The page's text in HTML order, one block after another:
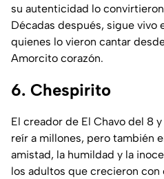
su autenticidad lo
Décadas después, sigue vivo
quienes lo vieron cantar
Amorcito corazón.
6. Chespirito
El creador de El Chavo del 8 y
reír a millones, pero también
amistad, la humildad y la
los adultos que crecieron con